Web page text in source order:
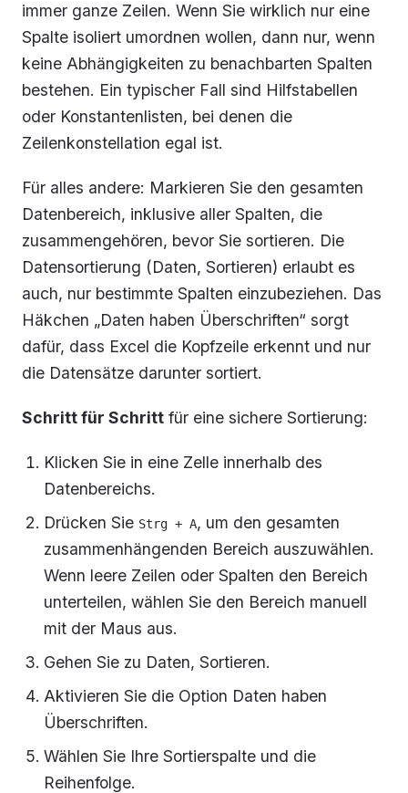
immer ganze Zeilen. Wenn Sie wirklich nur eine
Spalte isoliert umordnen wollen, dann nur, wenn
keine Abhängigkeiten zu benachbarten Spalten
bestehen. Ein typischer Fall sind Hilfstabellen
oder Konstantenlisten, bei denen die
Zeilenkonstellation egal ist.
Für alles andere: Markieren Sie den gesamten
Datenbereich, inklusive aller Spalten, die
zusammengehören, bevor Sie sortieren. Die
Datensortierung (Daten, Sortieren) erlaubt es
auch, nur bestimmte Spalten einzubeziehen. Das
Häkchen „Daten haben Überschriften“ sorgt
dafür, dass Excel die Kopfzeile erkennt und nur
die Datensätze darunter sortiert.
Schritt für Schritt für eine sichere Sortierung:
Klicken Sie in eine Zelle innerhalb des
Datenbereichs.
Drücken Sie Strg + A, um den gesamten
zusammenhängenden Bereich auszuwählen.
Wenn leere Zeilen oder Spalten den Bereich
unterteilen, wählen Sie den Bereich manuell
mit der Maus aus.
Gehen Sie zu Daten, Sortieren.
Aktivieren Sie die Option Daten haben
Überschriften.
Wählen Sie Ihre Sortierspalte und die
Reihenfolge.